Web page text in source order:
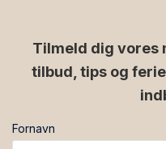
Tilmeld dig vores
tilbud, tips og
Fornavn